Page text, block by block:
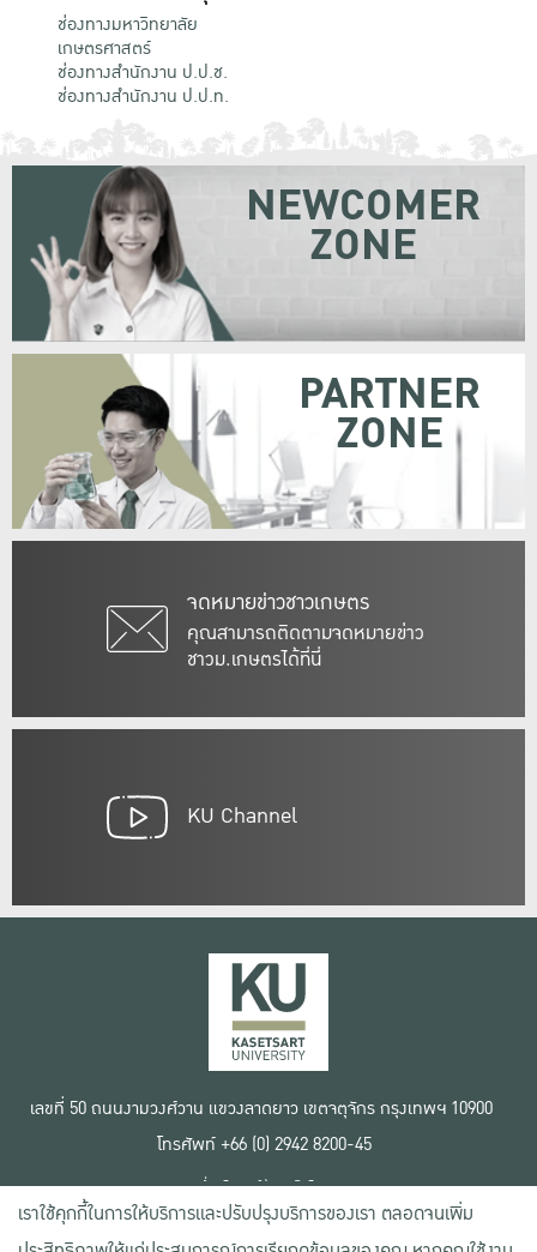
ช่องทางมหาวิทยาลัย
เกษตรศาสตร์
ช่องทางสำนักงาน ป.ป.ช.
ช่องทางสำนักงาน ป.ป.ท.
จดหมายข่าวชาวเกษตร
คุณสามารถติดตามจดหมายข่าว
ชาวม.เกษตรได้ที่นี่
NEWCOMER
ZONE
PARTNER
ZONE
KU Channel
เลขที่ 50 ถนนงามวงศ์วาน แขวงลาดยาว เขตจตุจักร กรุงเทพฯ 10900
โทรศัพท์ +66 (0) 2942 8200-45
เงื่อนไขการใช้งานเว็บไซต์
ข้อตกลงด้านสิทธิ์ใช้งาน
นโยบายความเป็นส่วนตัว
เราใช้คุกกี้ในการให้บริการและปรับปรุงบริการของเรา ตลอดจนเพิ่ม